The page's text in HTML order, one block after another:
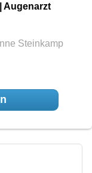
Augenarzt
Steinkamp